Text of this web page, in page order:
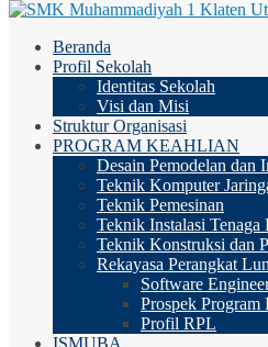
Beranda
Profil Sekolah
Identitas Sekolah
Visi dan Misi
Struktur Organisasi
PROGRAM KEAHLIAN
Desain Pemodelan dan
Teknik Komputer
Teknik Pemesinan
Teknik Instalasi Tenaga
Teknik Konstruksi dan
Rekayasa Perangkat
Software
Prospek
Profil RPL
ISMUBA